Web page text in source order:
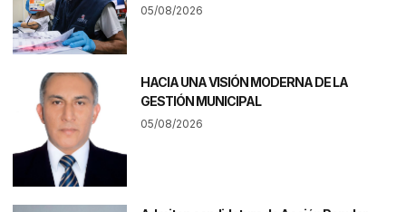
05/08/2026
HACIA UNA VISIÓN MODERNA DE LA
GESTIÓN MUNICIPAL
05/08/2026